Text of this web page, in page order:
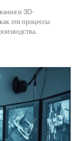
и 3D-
эти процессы